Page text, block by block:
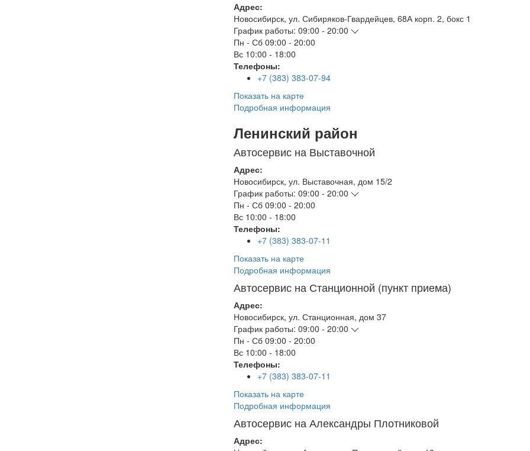
Адрес:
Новосибирск, ул. Сибиряков-Гвардейцев, 68А корп. 2, бокс 1
График работы: 09:00 - 20:00
Пн - Сб 09:00 - 20:00
Вс 10:00 - 18:00
Телефоны:
+7 (383) 383-07-94
Показать на карте
Подробная информация
Ленинский район
Автосервис на Выставочной
Адрес:
Новосибирск, ул. Выставочная, дом 15/2
График работы: 09:00 - 20:00
Пн - Сб 09:00 - 20:00
Вс 10:00 - 18:00
Телефоны:
+7 (383) 383-07-11
Показать на карте
Подробная информация
Автосервис на Станционной (пункт приема)
Адрес:
Новосибирск, ул. Станционная, дом 37
График работы: 09:00 - 20:00
Пн - Сб 09:00 - 20:00
Вс 10:00 - 18:00
Телефоны:
+7 (383) 383-07-11
Показать на карте
Подробная информация
Автосервис на Александры Плотниковой
Адрес: